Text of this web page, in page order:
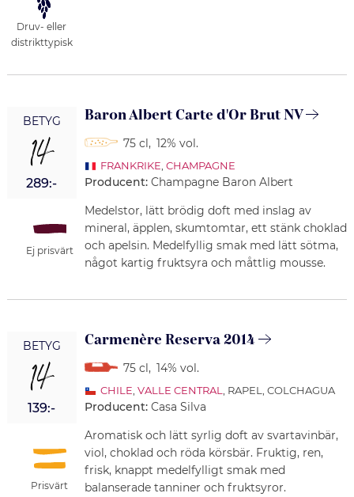
Druv- eller
distrikttypisk
BETYG
14
289:-
Ej prisvärt
Baron Albert Carte d'Or Brut NV
75 cl, 12% vol.
FRANKRIKE CHAMPAGNE
Producent: Champagne Baron Albert
Medelstor, lätt brödig doft med inslag av
mineral, äpplen, skumtomtar, ett stänk choklad
och apelsin. Medelfyllig smak med lätt sötma,
något kartig fruktsyra och måttlig mousse.
BETYG
14
139:-
Prisvärt
Carmenère Reserva 2014
75 cl, 14% vol.
CHILE VALLE CENTRAL , RAPEL, COLCHAGUA
Producent: Casa Silva
Aromatisk och lätt syrlig doft av svartavinbär,
viol, choklad och röda körsbär. Fruktig, ren,
frisk, knappt medelfylligt smak med
balanserade tanniner och fruktsyror.